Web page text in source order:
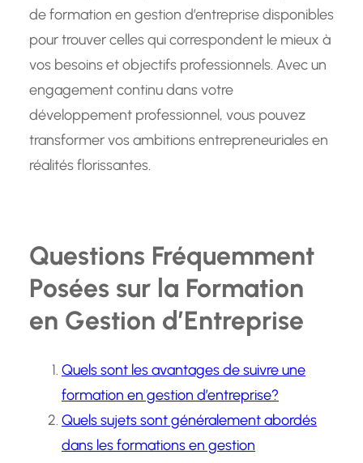
de formation en gestion d’entreprise disponibles
pour trouver celles qui correspondent le mieux à
vos besoins et objectifs professionnels. Avec un
engagement continu dans votre
développement professionnel, vous pouvez
transformer vos ambitions entrepreneuriales en
réalités florissantes.
Questions Fréquemment
Posées sur la Formation
en Gestion d’Entreprise
Quels sont les avantages de suivre une
formation en gestion d’entreprise?
Quels sujets sont généralement abordés
dans les formations en gestion